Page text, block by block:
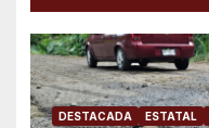
DESTACADA ESTATAL